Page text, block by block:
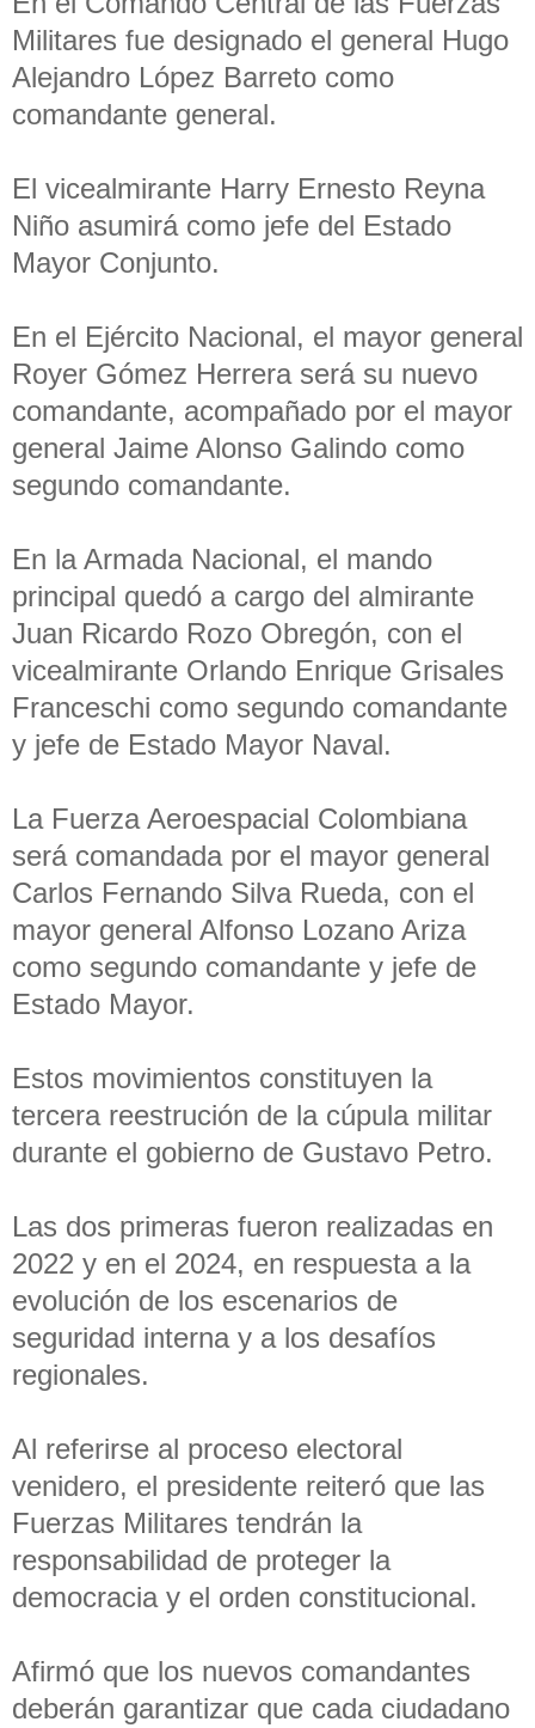
Militares fue designado el general Hugo
Alejandro López Barreto como
comandante general.
El vicealmirante Harry Ernesto Reyna
Niño asumirá como jefe del Estado
Mayor Conjunto.
En el Ejército Nacional, el mayor general
Royer Gómez Herrera será su nuevo
comandante, acompañado por el mayor
general Jaime Alonso Galindo como
segundo comandante.
En la Armada Nacional, el mando
principal quedó a cargo del almirante
Juan Ricardo Rozo Obregón, con el
vicealmirante Orlando Enrique Grisales
Franceschi como segundo comandante
y jefe de Estado Mayor Naval.
La Fuerza Aeroespacial Colombiana
será comandada por el mayor general
Carlos Fernando Silva Rueda, con el
mayor general Alfonso Lozano Ariza
como segundo comandante y jefe de
Estado Mayor.
Estos movimientos constituyen la
tercera reestrución de la cúpula militar
durante el gobierno de Gustavo Petro.
Las dos primeras fueron realizadas en
2022 y en el 2024, en respuesta a la
evolución de los escenarios de
seguridad interna y a los desafíos
regionales.
Al referirse al proceso electoral
venidero, el presidente reiteró que las
Fuerzas Militares tendrán la
responsabilidad de proteger la
democracia y el orden constitucional.
Afirmó que los nuevos comandantes
deberán garantizar que cada ciudadano